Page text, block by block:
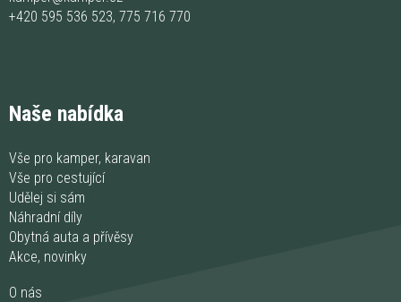
+420 595 536 523, 775 716 770
Naše nabídka
Vše pro kamper, karavan
Vše pro cestující
Udělej si sám
Náhradní díly
Obytná auta a přívěsy
Akce, novinky
O nás